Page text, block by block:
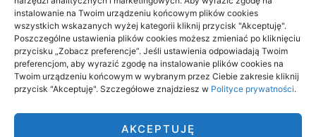
instalowanie na Twoim urządzeniu końcowym plików cookies
wszystkich wskazanych wyżej kategorii kliknij przycisk "Akceptuję".
Poszczególne ustawienia plików cookies możesz zmieniać po kliknięciu
przycisku „Zobacz preferencje”. Jeśli ustawienia odpowiadają Twoim
preferencjom, aby wyrazić zgodę na instalowanie plików cookies na
Twoim urządzeniu końcowym w wybranym przez Ciebie zakresie kliknij
przycisk "Akceptuję". Szczegółowe znajdziesz w Polityce prywatności.
AKCEPTUJĘ
wizytówki nap
AnimaArt.edu.pl - Wszelkie prawa zastrzeżone